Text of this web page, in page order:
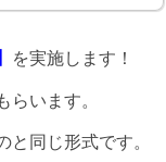
を実施します！
います。
と同じ形式です。